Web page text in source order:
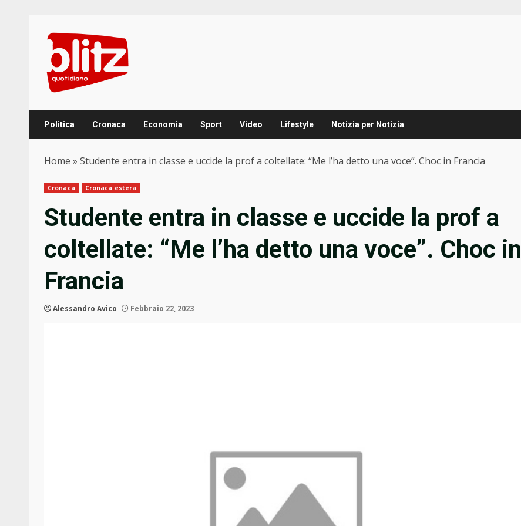
content
Politica Cronaca Economia Sport Video Lifestyle Notizia per Notizia
Home » Studente entra in classe e uccide la prof a coltellate: “Me l’ha detto una voce”. Choc in Francia
Cronaca Cronaca estera
Studente entra in classe e uccide la prof a
coltellate: “Me l’ha detto una voce”. Choc in
Francia
Alessandro Avico Febbraio 22, 2023